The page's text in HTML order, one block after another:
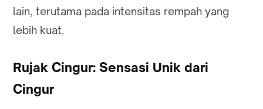
lain, terutama pada intensitas rempah yang
lebih kuat.
Rujak Cingur: Sensasi Unik dari
Cingur